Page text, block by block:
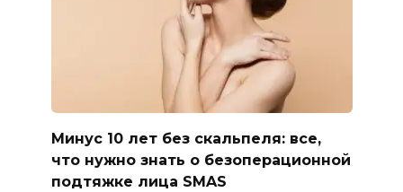
Минус 10 лет без скальпеля: все,
что нужно знать о безоперационной
подтяжке лица SMAS